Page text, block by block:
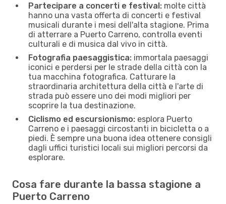
Partecipare a concerti e festival: molte città
hanno una vasta offerta di concerti e festival
musicali durante i mesi dell'alta stagione. Prima
di atterrare a Puerto Carreno, controlla eventi
culturali e di musica dal vivo in città.
Fotografia paesaggistica: immortala paesaggi
iconici e perdersi per le strade della città con la
tua macchina fotografica. Catturare la
straordinaria architettura della città e l'arte di
strada può essere uno dei modi migliori per
scoprire la tua destinazione.
Ciclismo ed escursionismo: esplora Puerto
Carreno e i paesaggi circostanti in bicicletta o a
piedi. È sempre una buona idea ottenere consigli
dagli uffici turistici locali sui migliori percorsi da
esplorare.
Cosa fare durante la bassa stagione a
Puerto Carreno